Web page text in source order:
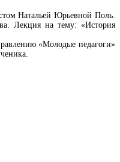
Натальей Юрьевной Поль.
Лекция на тему: «История
«Молодые педагоги»